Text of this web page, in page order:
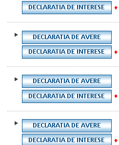
♦
♦
♦
♦